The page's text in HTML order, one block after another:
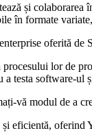
și
în formate
oferită
lor de
testa software-ul
vă modul de a
eficientă,